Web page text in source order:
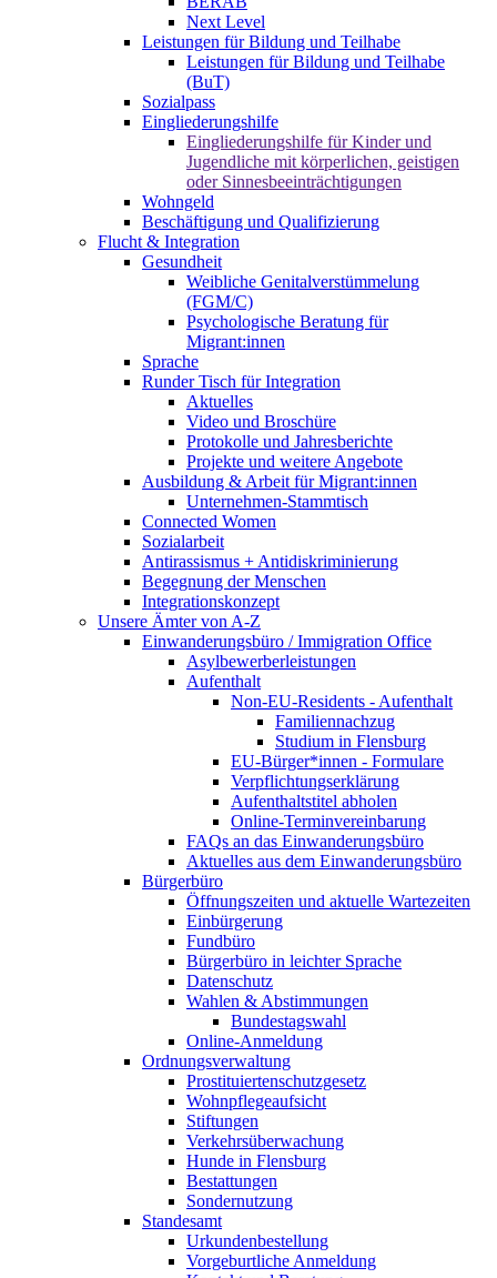
Next Level
Leistungen für Bildung und Teilhabe
Leistungen für Bildung und Teilhabe
(BuT)
Sozialpass
Eingliederungshilfe
Eingliederungshilfe für Kinder und
Jugendliche mit körperlichen, geistigen
oder Sinnesbeeinträchtigungen
Wohngeld
Beschäftigung und Qualifizierung
Flucht & Integration
Gesundheit
Weibliche Genitalverstümmelung
(FGM/C)
Psychologische Beratung für
Migrant:innen
Sprache
Runder Tisch für Integration
Aktuelles
Video und Broschüre
Protokolle und Jahresberichte
Projekte und weitere Angebote
Ausbildung & Arbeit für Migrant:innen
Unternehmen-Stammtisch
Connected Women
Sozialarbeit
Antirassismus + Antidiskriminierung
Begegnung der Menschen
Integrationskonzept
Unsere Ämter von A-Z
Einwanderungsbüro / Immigration Office
Asylbewerberleistungen
Aufenthalt
Non-EU-Residents - Aufenthalt
Familiennachzug
Studium in Flensburg
EU-Bürger*innen - Formulare
Verpflichtungserklärung
Aufenthaltstitel abholen
Online-Terminvereinbarung
FAQs an das Einwanderungsbüro
Aktuelles aus dem Einwanderungsbüro
Bürgerbüro
Öffnungszeiten und aktuelle Wartezeiten
Einbürgerung
Fundbüro
Bürgerbüro in leichter Sprache
Datenschutz
Wahlen & Abstimmungen
Bundestagswahl
Online-Anmeldung
Ordnungsverwaltung
Prostituiertenschutzgesetz
Wohnpflegeaufsicht
Stiftungen
Verkehrsüberwachung
Hunde in Flensburg
Bestattungen
Sondernutzung
Standesamt
Urkundenbestellung
Vorgeburtliche Anmeldung